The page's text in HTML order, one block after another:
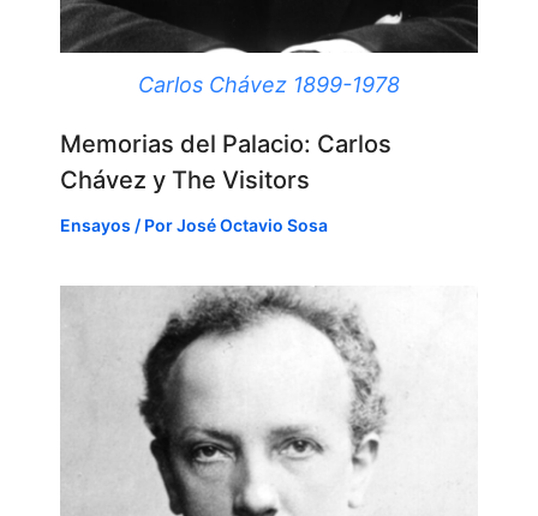
Carlos Chávez 1899-1978
Memorias del Palacio: Carlos
Chávez y The Visitors
Ensayos / PorJosé Octavio Sosa